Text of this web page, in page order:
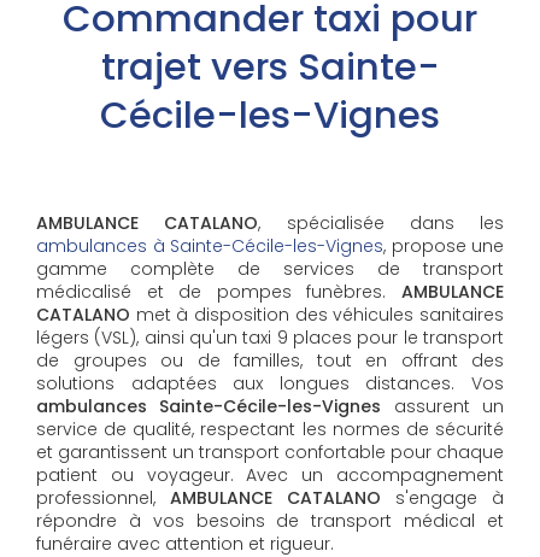
Commander taxi pour
trajet vers Sainte-
Cécile-les-Vignes
AMBULANCE CATALANO, spécialisée dans les
ambulances à Sainte-Cécile-les-Vignes, propose une
gamme complète de services de transport
médicalisé et de pompes funèbres. AMBULANCE
CATALANO met à disposition des véhicules sanitaires
légers (VSL), ainsi qu'un taxi 9 places pour le transport
de groupes ou de familles, tout en offrant des
solutions adaptées aux longues distances. Vos
ambulances Sainte-Cécile-les-Vignes assurent un
service de qualité, respectant les normes de sécurité
et garantissent un transport confortable pour chaque
patient ou voyageur. Avec un accompagnement
professionnel, AMBULANCE CATALANO s'engage à
répondre à vos besoins de transport médical et
funéraire avec attention et rigueur.